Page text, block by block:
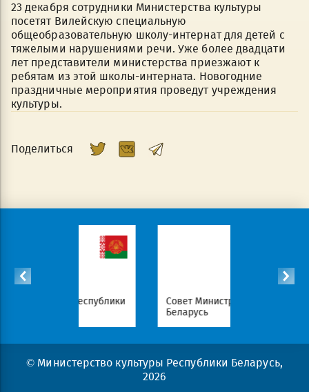
23 декабря сотрудники Министерства культуры
посетят Вилейскую специальную
общеобразовательную школу-интернат для детей с
тяжелыми нарушениями речи. Уже более двадцати
лет представители министерства приезжают к
ребятам из этой школы-интерната. Новогодние
праздничные мероприятия проведут учреждения
культуры.
Поделиться
Республики
Совет Министров Республики
Беларусь
© Министерство культуры Республики Беларусь,
2026